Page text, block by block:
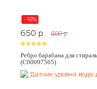
-19%
650 p 800 p
Ребро барабана для
(C00097565)